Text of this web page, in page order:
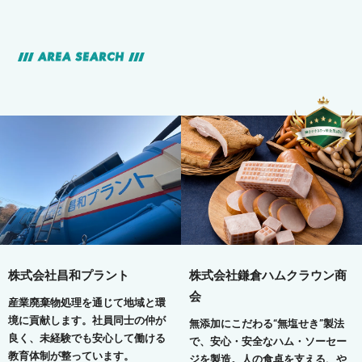
AREA SEARCH
株式会社昌和プラント
産業廃棄物処理を通じて地域と環
境に貢献します。社員同士の仲が
良く、未経験でも安心して働ける
教育体制が整っています。
株式会社鎌倉ハムクラウン商
会
無添加にこだわる“無塩せき”製法
で、安心・安全なハム・ソーセー
ジを製造。人の食卓を支える、や